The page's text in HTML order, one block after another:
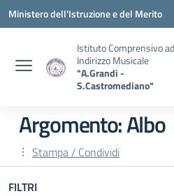
Vai ai contenuti
Vai al menu di navigazione
Vai al footer
Ministero dell'Istruzione e del Merito
Istituto Comprensivo ad
Indirizzo Musicale
"A.Grandi -
S.Castromediano"
Argomento: Albo
Stampa / Condividi
FILTRI